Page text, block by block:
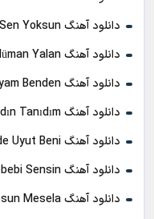
دانلود آهنگ Poizi Artık Sen Yoksun
دانلود آهنگ Dedublüman Yalan
دانلود آهنگ Siyam Benden
دانلود آهنگ Müslüm Gürses Bir Kadın Tanıdım
دانلود آهنگ Fundyy Gamzende Uyut Beni
دانلود آهنگ Bengü Sebebi Sensin
دانلود آهنگ BLOK3 Napıyosun Mesela